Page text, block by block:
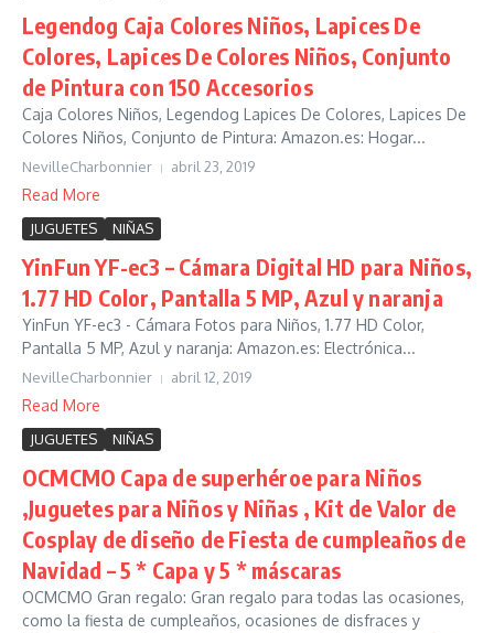
Legendog Caja Colores Niños, Lapices De
Colores, Lapices De Colores Niños, Conjunto
de Pintura con 150 Accesorios
Caja Colores Niños, Legendog Lapices De Colores, Lapices De
Colores Niños, Conjunto de Pintura: Amazon.es: Hogar...
NevilleCharbonnier abril 23, 2019
Read More
JUGUETES NIÑAS
YinFun YF-ec3 – Cámara Digital HD para Niños,
1.77 HD Color, Pantalla 5 MP, Azul y naranja
YinFun YF-ec3 - Cámara Fotos para Niños, 1.77 HD Color,
Pantalla 5 MP, Azul y naranja: Amazon.es: Electrónica...
NevilleCharbonnier abril 12, 2019
Read More
JUGUETES NIÑAS
OCMCMO Capa de superhéroe para Niños
,Juguetes para Niños y Niñas , Kit de Valor de
Cosplay de diseño de Fiesta de cumpleaños de
Navidad – 5 * Capa y 5 * máscaras
OCMCMO Gran regalo: Gran regalo para todas las ocasiones,
como la fiesta de cumpleaños, ocasiones de disfraces y